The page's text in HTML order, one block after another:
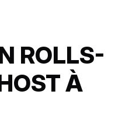
ROLLS-
À